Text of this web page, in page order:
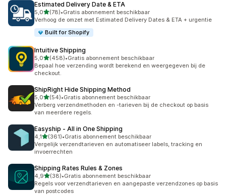
Estimated Delivery Date & ETA
5,0van 5 sterren
(78)
78 recensies in totaal
•Gratis abonnement beschikbaar
Verhoog de omzet met Estimated Delivery Dates & ETA + urgentie
Built for Shopify
Intuitive Shipping
5,0van 5 sterren
(458)
458 recensies in totaal
•Gratis abonnement beschikbaar
Bepaal hoe verzending wordt berekend en weergegeven bij de
checkout.
ShipRight Hide Shipping Method
5,0van 5 sterren
(54)
54 recensies in totaal
•Gratis abonnement beschikbaar
Verberg verzendmethoden en -tarieven bij de checkout op basis
van meerdere regels.
Easyship ‑ All in One Shipping
4,1van 5 sterren
(361)
361 recensies in totaal
•Gratis abonnement beschikbaar
Vergelijk verzendtarieven en automatiseer labels, tracking en
invoerrechten
Shipping Rates Rules & Zones
4,9van 5 sterren
(38)
38 recensies in totaal
•Gratis abonnement beschikbaar
Regels voor verzendtarieven en aangepaste verzendzones op basis
van postcodes